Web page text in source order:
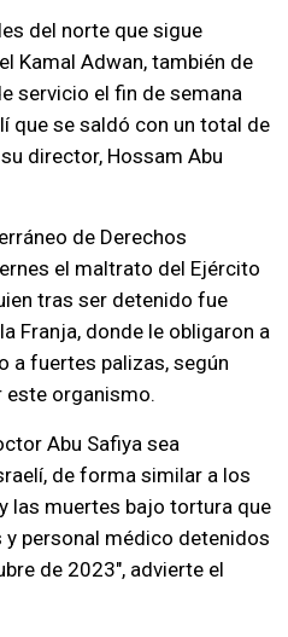
del norte que sigue
Kamal Adwan, también de
servicio el fin de semana
que se saldó con un total de
director, Hossam Abu
de Derechos
el maltrato del Ejército
tras ser detenido fue
Franja, donde le obligaron a
a fuertes palizas, según
organismo.
Abu Safiya sea
de forma similar a los
las muertes bajo tortura que
personal médico detenidos
de 2023", advierte el